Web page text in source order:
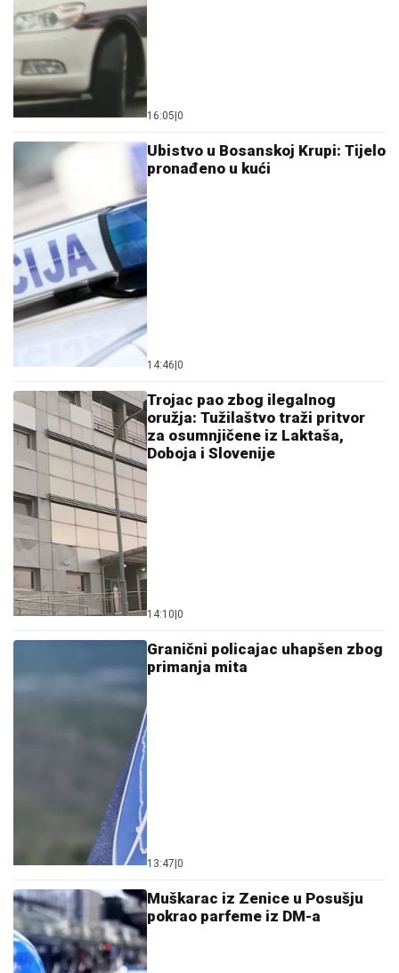
16:05 0
Ubistvo u Bosanskoj Krupi: Tijelo
pronađeno u kući
14:46 0
Trojac pao zbog ilegalnog
oružja: Tužilaštvo traži pritvor
za osumnjičene iz Laktaša,
Doboja i Slovenije
14:10 0
Granični policajac uhapšen zbog
primanja mita
13:47 0
Muškarac iz Zenice u Posušju
pokrao parfeme iz DM-a